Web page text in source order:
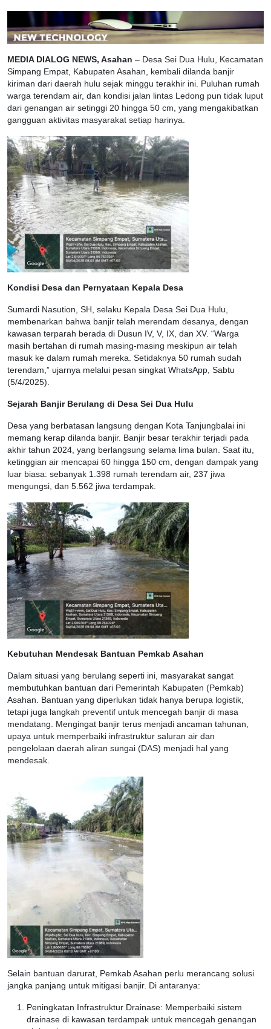
MEDIA DIALOG NEWS, Asahan – Desa Sei Dua Hulu, Kecamatan
Simpang Empat, Kabupaten Asahan, kembali dilanda banjir
kiriman dari daerah hulu sejak minggu terakhir ini. Puluhan rumah
warga terendam air, dan kondisi jalan lintas Ledong pun tidak luput
dari genangan air setinggi 20 hingga 50 cm, yang mengakibatkan
gangguan aktivitas masyarakat setiap harinya.
Kondisi Desa dan Pernyataan Kepala Desa
Sumardi Nasution, SH, selaku Kepala Desa Sei Dua Hulu,
membenarkan bahwa banjir telah merendam desanya, dengan
kawasan terparah berada di Dusun IV, V, IX, dan XV. “Warga
masih bertahan di rumah masing-masing meskipun air telah
masuk ke dalam rumah mereka. Setidaknya 50 rumah sudah
terendam,” ujarnya melalui pesan singkat WhatsApp, Sabtu
(5/4/2025).
Sejarah Banjir Berulang di Desa Sei Dua Hulu
Desa yang berbatasan langsung dengan Kota Tanjungbalai ini
memang kerap dilanda banjir. Banjir besar terakhir terjadi pada
akhir tahun 2024, yang berlangsung selama lima bulan. Saat itu,
ketinggian air mencapai 60 hingga 150 cm, dengan dampak yang
luar biasa: sebanyak 1.398 rumah terendam air, 237 jiwa
mengungsi, dan 5.562 jiwa terdampak.
Kebutuhan Mendesak Bantuan Pemkab Asahan
Dalam situasi yang berulang seperti ini, masyarakat sangat
membutuhkan bantuan dari Pemerintah Kabupaten (Pemkab)
Asahan. Bantuan yang diperlukan tidak hanya berupa logistik,
tetapi juga langkah preventif untuk mencegah banjir di masa
mendatang. Mengingat banjir terus menjadi ancaman tahunan,
upaya untuk memperbaiki infrastruktur saluran air dan
pengelolaan daerah aliran sungai (DAS) menjadi hal yang
mendesak.
Selain bantuan darurat, Pemkab Asahan perlu merancang solusi
jangka panjang untuk mitigasi banjir. Di antaranya:
Peningkatan Infrastruktur Drainase: Memperbaiki sistem
drainase di kawasan terdampak untuk mencegah genangan